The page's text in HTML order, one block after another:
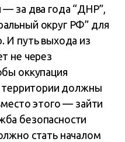
— за два года “ДНР”,
округ РФ” для
И путь выхода из
не через
оккупация
территории должны
этого — зайти
безопасности
стать началом